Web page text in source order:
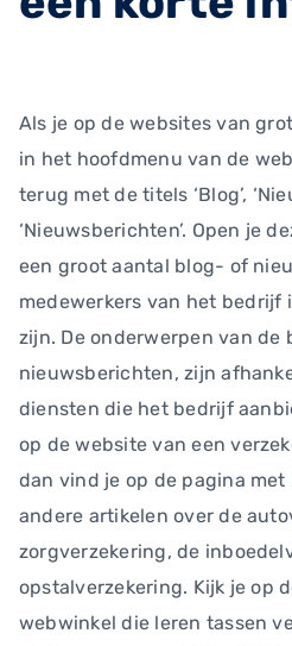
Als je op de websites van
in het hoofdmenu van de
terug met de titels ‘Blog’,
‘Nieuwsberichten’. Open je
een groot aantal blog- of
medewerkers van het bedrijf
zijn. De onderwerpen van de
nieuwsberichten, zijn
diensten die het bedrijf
op de website van een
dan vind je op de pagina
andere artikelen over de
zorgverzekering, de
opstalverzekering. Kijk je op
webwinkel die leren tassen